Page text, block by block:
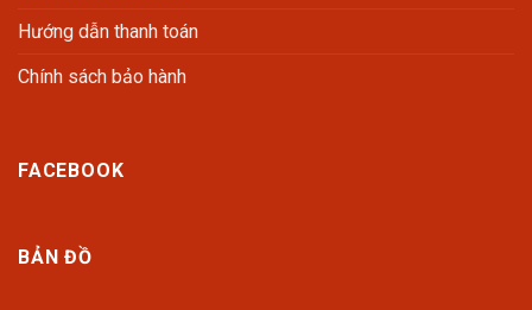
Hướng dẫn thanh toán
Chính sách bảo hành
FACEBOOK
BẢN ĐỒ